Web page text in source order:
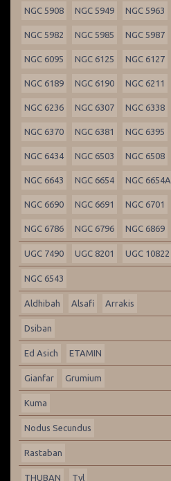
NGC 5908 NGC 5949 NGC 5963
NGC 5982 NGC 5985 NGC 5987
NGC 6095 NGC 6125 NGC 6127
NGC 6189 NGC 6190 NGC 6211
NGC 6236 NGC 6307 NGC 6338
NGC 6370 NGC 6381 NGC 6395
NGC 6434 NGC 6503 NGC 6508
NGC 6643 NGC 6654 NGC 6654A
NGC 6690 NGC 6691 NGC 6701
NGC 6786 NGC 6796 NGC 6869
UGC 7490 UGC 8201 UGC 10822
NGC 6543
Aldhibah Alsafi Arrakis
Dsiban
Ed Asich ETAMIN
Gianfar Grumium
Kuma
Nodus Secundus
Rastaban
THUBAN Tyl